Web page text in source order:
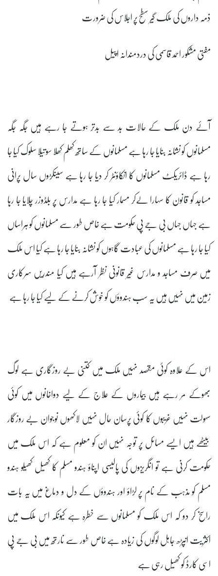
ذمہ داروں کی ملک گیر سطح پر اجلاس کی ضرورت
مفتی مشکور احمد قاسمی کی دردمندانہ اپیل
آئے دن ملک کے حالات بد سے بدتر ہوتے جا رہے ہیں جگہ جگہ
مسلمانوں کو نشانہ بنایا جا رہا ہے مسلمانوں کے ساتھ کھلم کھلا سوتیلا سلوک کیا جا
رہا ہے ڈائریکٹ مسلمانوں کا انکاؤنٹر کر دیا جا رہا ہے سینکڑوں سال پرانی
مساجد کو قانون کا سہارا لےکر مسمار کیا جا رہا ہے مدارس پر بلڈوزر چلایا جا رہا
ہے جہاں جہاں بی جے پی حکومت ہے خاص طور سے مسلمانوں کو ہراساں
کیا جا رہا ہے مسلمانوں کی عبادت گاہوں کو نشانہ بنایا جا رہا ہے کیا اس ملک
میں صرف مساجد و مدارس غیر قانونی نظر آرہے ہیں کیا مندریں سرکاری
زمین میں نہیں ہیں یہ سب ہندوؤں کو خوش کرنے کے لیے کیا جا رہا ہے
اس کے علاوہ کوئی مقصد نہیں ملک میں کتنی بے روزگاری ہے لوگ
بھوکے مر رہے ہیں بیماروں کے علاج کے لیے دواخانوں میں کوئی
سہولت نہیں غریبوں کا کوئی پرسان حال نہیں لاکھوں نوجوان بے روزگار
بیٹھے ہیں ایسے مسائل پر توجہ نہیں ان کو معلوم ہے کہ اس ملک میں
حکومت کرنی ہے تو انگریزوں کی پالیسی اپناؤ ہندو مسلم کا کھیل کھیلو ہندو
مسلم کو مذہب کے نام پر لڑاؤ اور ہندوؤں کے دل و دماغ میں یہ بات
راسخ کر دو کہ اس ملک کو مسلمانوں سے خطرہ ہے کیونکہ اس ملک میں
اکثریت انپڑھ جاہل لوگوں کی زیادہ ہے خاص طور سے نارتھ میں بی جے پی
اسی کارڈ کو کھیل رہی ہے